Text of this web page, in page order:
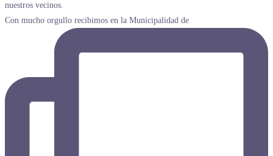
Con mucho orgullo recibimos en la Municipalidad de